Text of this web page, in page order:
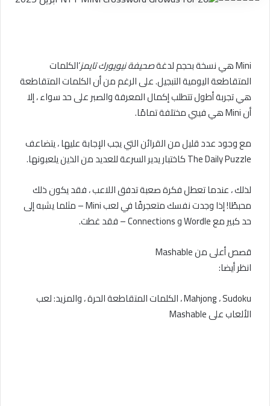
Mini هي نسخة بحجم لدغة صحيفة نيويورك تايمز‘الكلمات
المتقاطعة اليومية التبجيل. على الرغم من أن الكلمات المتقاطعة
هي تجربة أطول تتطلب إكمال المعرفة والصبر على حد سواء ، إلا
أن Mini هي فيبي مختلفة تمامًا.
مع وجود عدد قليل من القرائن التي يجب الإجابة عليها ، يتضاعف
The Daily Puzzle كاختبار يدير السرعة للعديد من الذين يلعبونها.
لذلك ، عندما تعطل فكرة صعبة تدفق اللاعب ، فقد يكون ذلك
محبطًا! إذا وجدت نفسك متعجرفًا في لعب Mini – مثلما يشبه إلى
حد كبير مع Wordle و Connections – فقد غطت.
قصص أعلى من Mashable
انظر أيضا:
Mahjong ، Sudoku ، الكلمات المتقاطعة الحرة ، والمزيد: لعب
الألعاب على Mashable